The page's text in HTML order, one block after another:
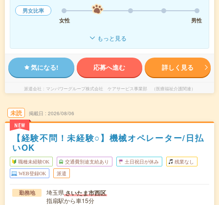
男女比率
女性
男性
もっと見る
気になる! 応募へ進む 詳しく見る
派遣会社 マンパワーグループ株式会社 ケアサービス事業部 （医療福祉介護関連）
未読
NEW
掲載日 2026/08/06
【経験不問！未経験○】機械オペレーター/日払
いOK
職種未経験OK 交通費別途支給あり 土日祝日が休み 残業なし
WEB登録OK 派遣
勤務地 埼玉県さいたま市西区
指扇駅から車15分